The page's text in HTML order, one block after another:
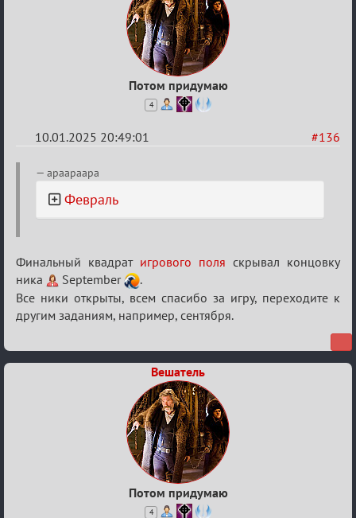
Потом придумаю
4
#136
10.01.2025 20:49:01
Re:
Двенадцать
месяцев
2025
apaapaapa
Февраль
Финальный квадрат игрового поля скрывал концовку
ника
September
.
Все ники открыты, всем спасибо за игру, переходите к
другим заданиям, например, сентября.
Вешатель
Потом придумаю
4